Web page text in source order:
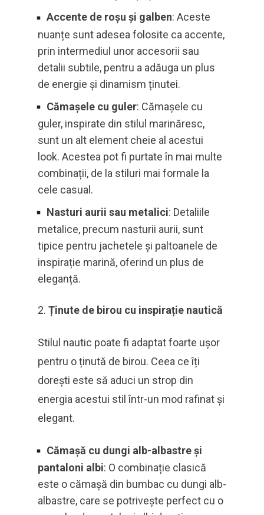
Accente de roșu și galben: Aceste
nuanțe sunt adesea folosite ca accente,
prin intermediul unor accesorii sau
detalii subtile, pentru a adăuga un plus
de energie și dinamism ținutei.
Cămașele cu guler: Cămașele cu
guler, inspirate din stilul marinăresc,
sunt un alt element cheie al acestui
look. Acestea pot fi purtate în mai multe
combinații, de la stiluri mai formale la
cele casual.
Nasturi aurii sau metalici: Detaliile
metalice, precum nasturii aurii, sunt
tipice pentru jachetele și paltoanele de
inspirație marină, oferind un plus de
eleganță.
Ținute de birou cu inspirație nautică
Stilul nautic poate fi adaptat foarte ușor
pentru o ținută de birou. Ceea ce îți
dorești este să aduci un strop din
energia acestui stil într-un mod rafinat și
elegant.
Cămașă cu dungi alb-albastre și
pantaloni albi: O combinație clasică
este o cămașă din bumbac cu dungi alb-
albastre, care se potrivește perfect cu o